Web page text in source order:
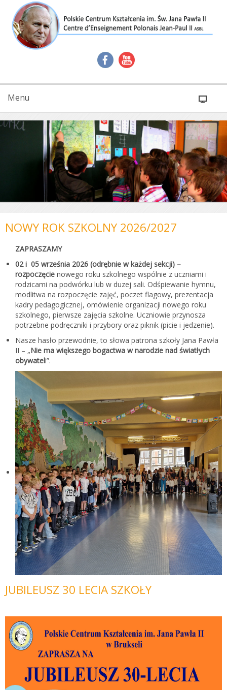
Menu
NOWY ROK SZKOLNY 2026/2027
ZAPRASZAMY
02 i 05 września 2026 (odrębnie w każdej sekcji) –
rozpoczęcie nowego roku szkolnego wspólnie z uczniami i
rodzicami na podwórku lub w duzej sali. Odśpiewanie hymnu,
modlitwa na rozpoczęcie zajęć, poczet flagowy, prezentacja
kadry pedagogicznej, omówienie organizacji nowego roku
szkolnego, pierwsze zajęcia szkolne. Uczniowie przynosza
potrzebne podręczniki i przybory oraz piknik (picie i jedzenie).
Nasze hasło przewodnie, to słowa patrona szkoły Jana Pawła
II – „Nie ma większego bogactwa w narodzie nad światłych
obywateli”.
JUBILEUSZ 30 LECIA SZKOŁY